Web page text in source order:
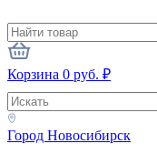
Корзина 0 руб. ₽
Город Новосибирск